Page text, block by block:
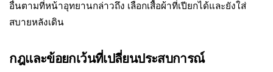
อื่นตามที่หน้าอุทยานกล่าวถึง เลือกเสื้อผ้าที่เปียกได้และยังใส่
สบายหลังเดิน
กฎและข้อยกเว้นที่เปลี่ยนประสบการณ์